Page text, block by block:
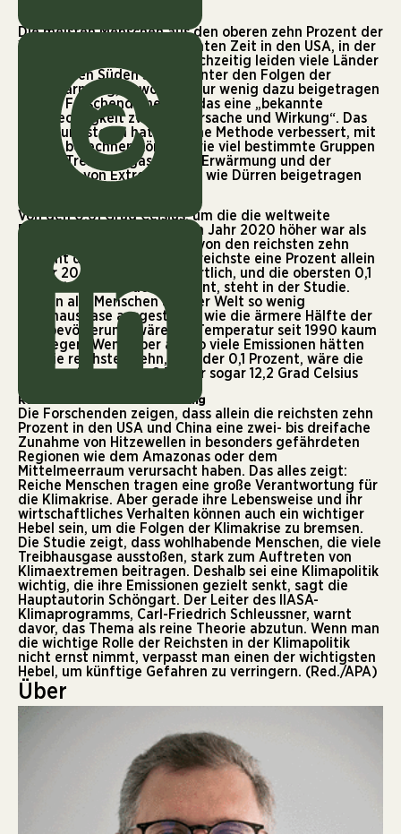
Weitreichende Ungerechtigkeit
Die meisten Menschen aus den oberen zehn Prozent der
Welt lebten in der untersuchten Zeit in den USA, in der
EU, in Indien und China. Gleichzeitig leiden viele Länder
im globalen Süden stärker unter den Folgen der
Erderwärmung, obwohl sie nur wenig dazu beigetragen
haben. Forschende nennen das eine „bekannte
Ungerechtigkeit zwischen Ursache und Wirkung“. Das
Forschungsteam hat nun eine Methode verbessert, mit
der sie berechnen können, wie viel bestimmte Gruppen
zu den Treibhausgasen, der Erwärmung und der
Zunahme von Extremwetter wie Dürren beigetragen
Neue Zahlen
Von den 0,61 Grad Celsius, um die die weltweite
Durchschnittstemperatur im Jahr 2020 höher war als
1990, stammen 65 Prozent von den reichsten zehn
Prozent der Menschen. Das reichste eine Prozent allein
ist für 20 Prozent verantwortlich, und die obersten 0,1
Prozent für etwa acht Prozent, steht in der Studie.
Hätten alle Menschen auf der Welt so wenig
Treibhausgase ausgestoßen wie die ärmere Hälfte der
Weltbevölkerung, wäre die Temperatur seit 1990 kaum
gestiegen. Wenn aber alle so viele Emissionen hätten
wie die reichsten zehn, ein oder 0,1 Prozent, wäre die
Temperatur um 2,9, 6,7 oder sogar 12,2 Grad Celsius
Reiche haben mehr Verantwortung
Die Forschenden zeigen, dass allein die reichsten zehn
Prozent in den USA und China eine zwei- bis dreifache
Zunahme von Hitzewellen in besonders gefährdeten
Regionen wie dem Amazonas oder dem
Mittelmeerraum verursacht haben. Das alles zeigt:
Reiche Menschen tragen eine große Verantwortung für
die Klimakrise. Aber gerade ihre Lebensweise und ihr
wirtschaftliches Verhalten können auch ein wichtiger
Hebel sein, um die Folgen der Klimakrise zu bremsen.
Die Studie zeigt, dass wohlhabende Menschen, die viele
Treibhausgase ausstoßen, stark zum Auftreten von
Klimaextremen beitragen. Deshalb sei eine Klimapolitik
wichtig, die ihre Emissionen gezielt senkt, sagt die
Hauptautorin Schöngart. Der Leiter des IIASA-
Klimaprogramms, Carl-Friedrich Schleussner, warnt
davor, das Thema als reine Theorie abzutun. Wenn man
die wichtige Rolle der Reichsten in der Klimapolitik
nicht ernst nimmt, verpasst man einen der wichtigsten
Hebel, um künftige Gefahren zu verringern. (Red./APA)
Über